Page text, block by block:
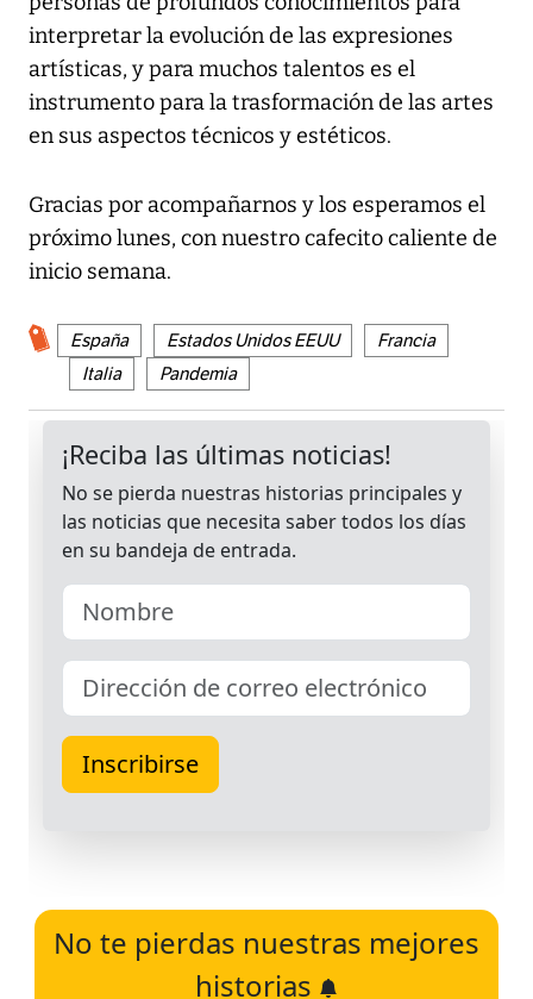
interpretar la evolución de las expresiones
artísticas, y para muchos talentos es el
instrumento para la trasformación de las artes
en sus aspectos técnicos y estéticos.
Gracias por acompañarnos y los esperamos el
próximo lunes, con nuestro cafecito caliente de
inicio semana.
España Estados Unidos EEUU
Francia
Italia
Pandemia
No te pierdas nuestras mejores
historias